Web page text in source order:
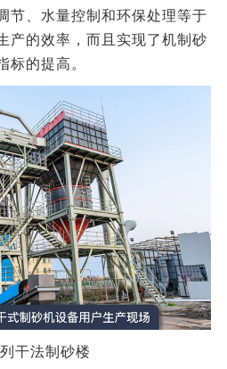
节、水量控制和环保处理等于
产的效率，而且实现了机制砂
标的提高。
干法制砂楼